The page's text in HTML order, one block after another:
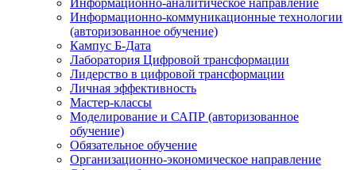
Информационно-аналитическое направление
Информационно-коммуникационные технологии
(авторизованное обучение)
Кампус Б-Дата
Лаборатория Цифровой трансформации
Лидерство в цифровой трансформации
Личная эффективность
Мастер-классы
Моделирование и САПР (авторизованное
обучение)
Обязательное обучение
Организационно-экономическое направление